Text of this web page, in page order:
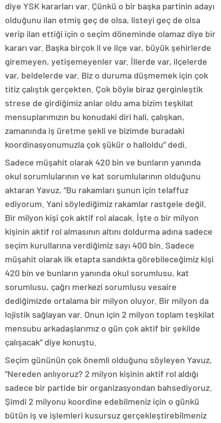
diye YSK kararları var. Çünkü o bir başka partinin adayı
olduğunu ilan etmiş geç de olsa, listeyi geç de olsa
verip ilan ettiği için o seçim döneminde olamaz diye bir
kararı var. Başka birçok il ve ilçe var, büyük şehirlerde
giremeyen, yetişemeyenler var. İllerde var, ilçelerde
var, beldelerde var. Biz o duruma düşmemek için çok
titiz çalıştık gerçekten. Çok böyle biraz gerginleştik
strese de girdiğimiz anlar oldu ama bizim teşkilat
mensuplarımızın bu konudaki diri hali, çalışkan,
zamanında iş üretme şekli ve bizimde buradaki
koordinasyonumuzla çok şükür o halloldu” dedi.
Sadece müşahit olarak 420 bin ve bunların yanında
okul sorumlularının ve kat sorumlularının olduğunu
aktaran Yavuz, “Bu rakamları şunun için telaffuz
ediyorum. Yani söylediğimiz rakamlar rastgele değil.
Bir milyon kişi çok aktif rol alacak. İşte o bir milyon
kişinin aktif rol almasının altını doldurma adına sadece
seçim kurullarına verdiğimiz sayı 400 bin. Sadece
müşahit olarak ilk etapta sandıkta görebileceğimiz kişi
420 bin ve bunların yanında okul sorumlusu, kat
sorumlusu, çağrı merkezi sorumlusu vesaire
dediğimizde ortalama bir milyon oluyor. Bir milyon da
lojistik sağlayan var. Onun için 2 milyon toplam teşkilat
mensubu arkadaşlarımız o gün çok aktif bir şekilde
çalışacak” diye konuştu.
Seçim gününün çok önemli olduğunu söyleyen Yavuz,
“Nereden anlıyoruz? 2 milyon kişinin aktif rol aldığı
sadece bir partide bir organizasyondan bahsediyoruz.
Şimdi 2 milyonu koordine edebilmeniz için o günkü
bütün iş ve işlemleri kusursuz gerçekleştirebilmeniz